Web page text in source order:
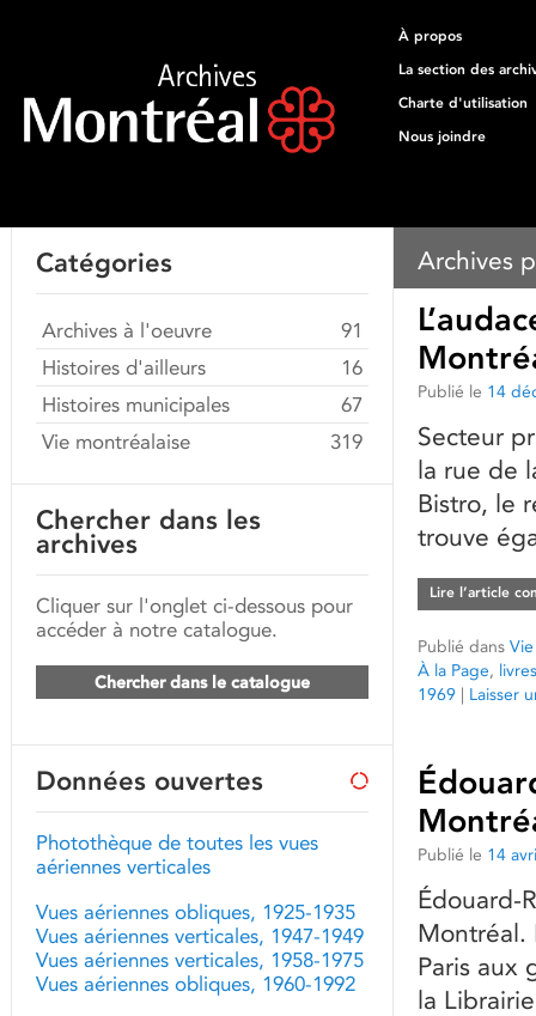
À propos
La section des
Charte d'utilisation
Nous joindre
Archives
Publié le 14
Secteur
la rue de
Bistro, le
trouve
Lire l’article
Publié dans
À la Page, livres
1969 | Laisser
Publié le 14
Édouard-
Montréal.
Paris aux
la
Catégories
Archives à l'oeuvre
91
Histoires d'ailleurs
16
Histoires municipales
67
Vie montréalaise
319
Chercher dans les
archives
Cliquer sur l'onglet ci-dessous pour
accéder à notre catalogue.
Chercher dans le catalogue
Données ouvertes
Photothèque de toutes les vues
aériennes verticales
Vues aériennes obliques, 1925-1935
Vues aériennes verticales, 1947-1949
Vues aériennes verticales, 1958-1975
Vues aériennes obliques, 1960-1992